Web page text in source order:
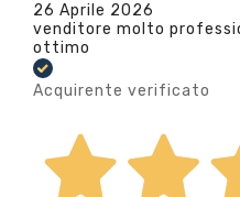
26 Aprile 2026
venditore molto
ottimo
Acquirente verificato